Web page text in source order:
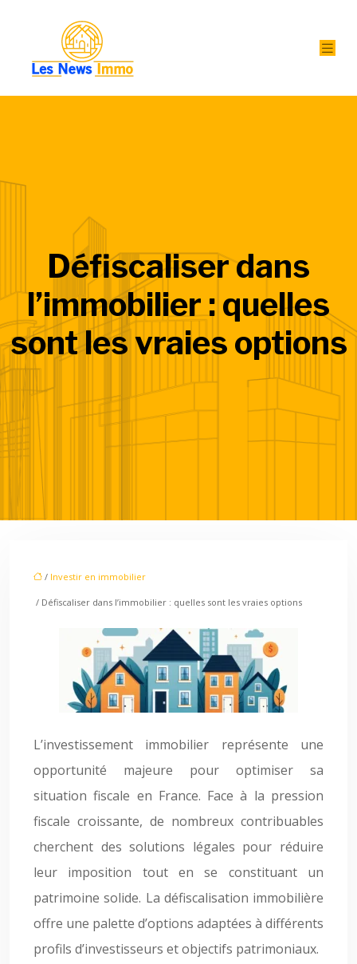
Défiscaliser dans
l’immobilier : quelles
sont les vraies options
/ Investir en immobilier
/ Défiscaliser dans l’immobilier : quelles sont les vraies options
L’investissement immobilier représente une
opportunité majeure pour optimiser sa
situation fiscale en France. Face à la pression
fiscale croissante, de nombreux contribuables
cherchent des solutions légales pour réduire
leur imposition tout en se constituant un
patrimoine solide. La défiscalisation immobilière
offre une palette d’options adaptées à différents
profils d’investisseurs et objectifs patrimoniaux.